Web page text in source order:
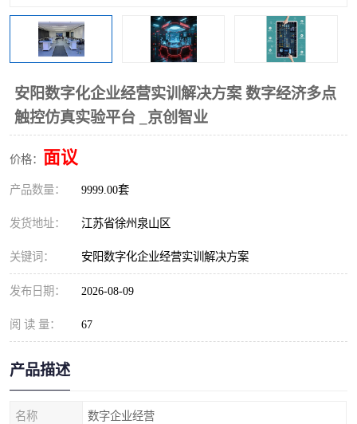
安阳数字化企业经营实训解决方案 数字经济多点
触控仿真实验平台 _京创智业
价格： 面议
产品数量： 9999.00套
发货地址： 江苏省徐州泉山区
关键词： 安阳数字化企业经营实训解决方案
发布日期： 2026-08-09
阅 读 量： 67
产品描述
名称 数字企业经营